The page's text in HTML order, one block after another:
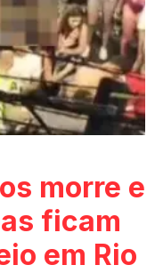
morre e
ficam
em Rio